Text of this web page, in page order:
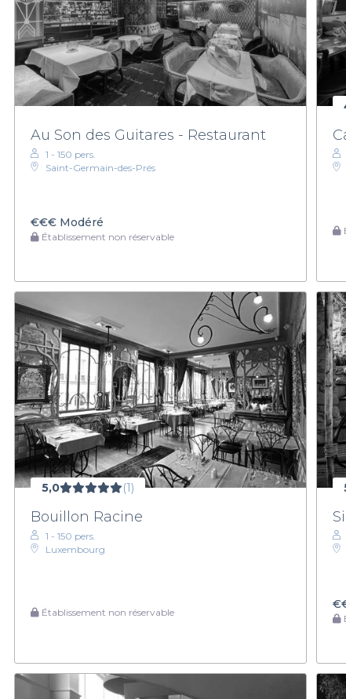
Au Son des Guitares - Restaurant
1 - 150 pers.
Saint-Germain-des-Prés
€€€ Modéré
Établissement non réservable
5,0 (1)
Bouillon Racine
1 - 150 pers.
Luxembourg
Établissement non réservable